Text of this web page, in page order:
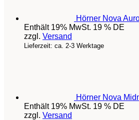
Hörner Nova
Enthält 19% MwSt. 19 % DE
zzgl. Versand
Lieferzeit: ca. 2-3 Werktage
Hörner Nova
Enthält 19% MwSt. 19 % DE
zzgl. Versand